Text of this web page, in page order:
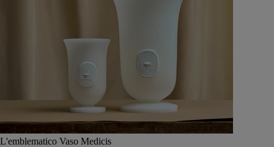
L'emblematico Vaso Medicis